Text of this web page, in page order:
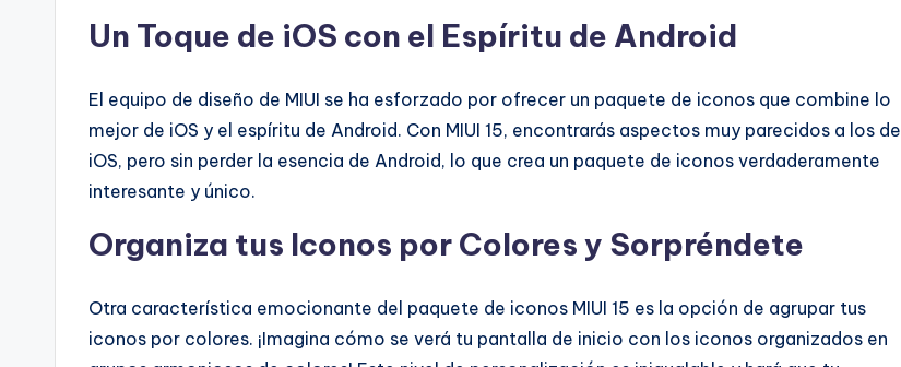
Un Toque de iOS con el Espíritu de Android
El equipo de diseño de MIUI se ha esforzado por ofrecer un paquete de iconos que combine lo
mejor de iOS y el espíritu de Android. Con MIUI 15, encontrarás aspectos muy parecidos a los de
iOS, pero sin perder la esencia de Android, lo que crea un paquete de iconos verdaderamente
interesante y único.
Organiza tus Iconos por Colores y Sorpréndete
Otra característica emocionante del paquete de iconos MIUI 15 es la opción de agrupar tus
iconos por colores. ¡Imagina cómo se verá tu pantalla de inicio con los iconos organizados en